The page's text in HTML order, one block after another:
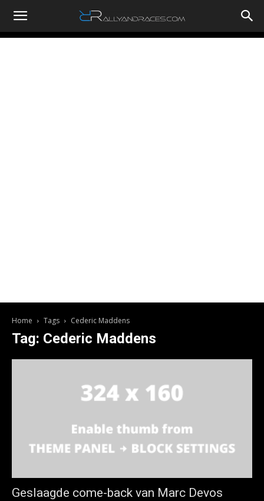
RallyandRaces.com
Home Tags Cederic Maddens
Tag: Cederic Maddens
Geslaagde come-back van Marc Devos